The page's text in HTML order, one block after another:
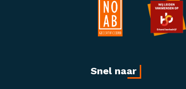
Snel naar